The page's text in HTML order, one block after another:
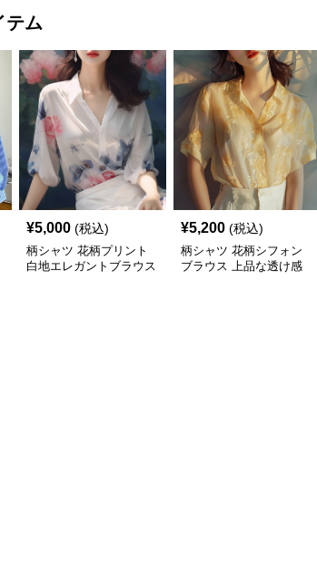
テム
¥5,000 (税込)
柄シャツ 花柄プリント
白地エレガントブラウス
¥5,200 (税込)
柄シャツ 花柄シフォン
ブラウス 上品な透け感